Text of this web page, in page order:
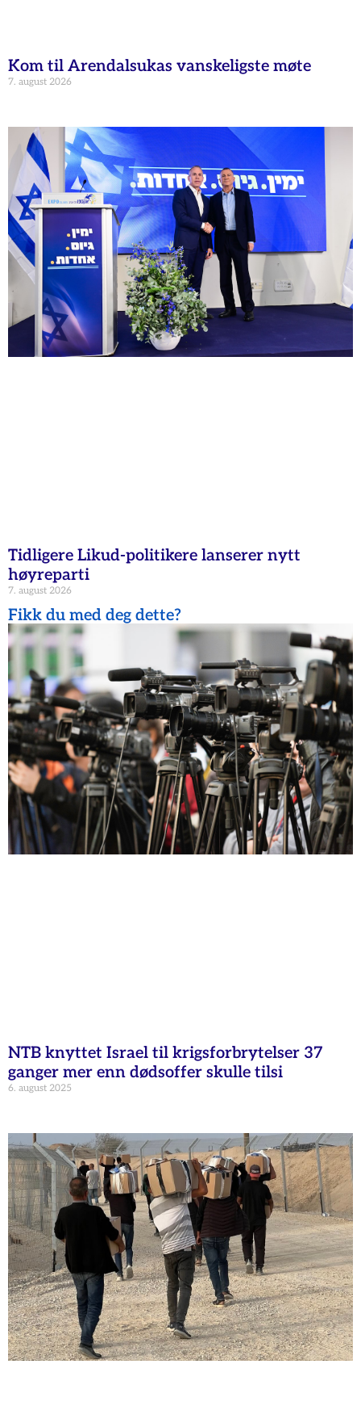
Kom til Arendalsukas vanskeligste møte
7. august 2026
Tidligere Likud-politikere lanserer nytt
høyreparti
7. august 2026
Fikk du med deg dette?
NTB knyttet Israel til krigsforbrytelser 37
ganger mer enn dødsoffer skulle tilsi
6. august 2025